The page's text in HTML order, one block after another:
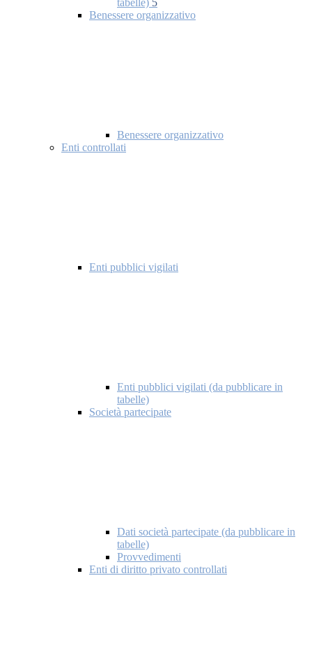
tabelle) 5
Benessere organizzativo
Benessere organizzativo
Enti controllati
Enti pubblici vigilati
Enti pubblici vigilati (da pubblicare in
tabelle)
Società partecipate
Dati società partecipate (da pubblicare in
tabelle)
Provvedimenti
Enti di diritto privato controllati